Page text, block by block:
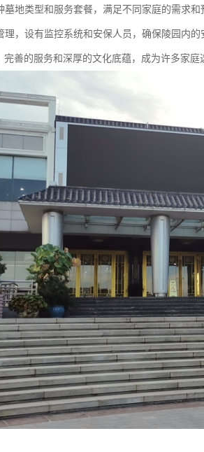
地类型和服务套餐，满足不同家庭的需求和
，设有监控系统和安保人员，确保陵园内的
善的服务和深厚的文化底蕴，成为许多家庭